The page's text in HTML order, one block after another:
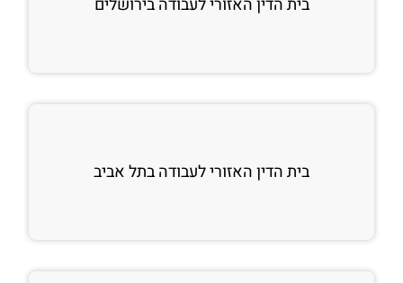
בית הדין האזורי לעבודה בתל אביב